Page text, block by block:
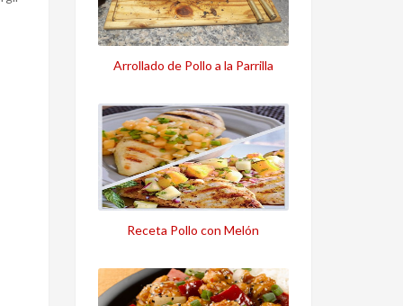
Arrollado de Pollo a la Parrilla
Receta Pollo con Melón